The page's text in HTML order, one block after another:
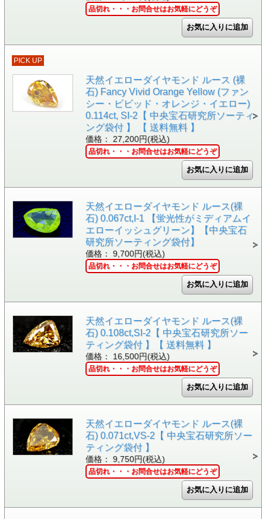
品切れ・・・お問合せはお気軽にどうぞ
PICK UP
天然イエローダイヤモンド ルース (裸
石) Fancy Vivid Orange Yellow (ファン
シー・ビビッド・オレンジ・イエロー)
0.114ct, SI-2【 中央宝石研究所ソーティ
ング袋付 】 【 送料無料 】
価格： 27,200円(税込)
品切れ・・・お問合せはお気軽にどうぞ
天然イエローダイヤモンド ルース(裸
石) 0.067ct,I-1 【蛍光性がミディアムイ
エローイッシュグリーン】【中央宝石
研究所ソーティング袋付】
価格： 9,700円(税込)
品切れ・・・お問合せはお気軽にどうぞ
天然イエローダイヤモンド ルース(裸
石) 0.108ct,SI-2【 中央宝石研究所ソー
ティング袋付 】【 送料無料 】
価格： 16,500円(税込)
品切れ・・・お問合せはお気軽にどうぞ
天然イエローダイヤモンド ルース(裸
石) 0.071ct,VS-2【 中央宝石研究所ソー
ティング袋付 】
価格： 9,750円(税込)
品切れ・・・お問合せはお気軽にどうぞ